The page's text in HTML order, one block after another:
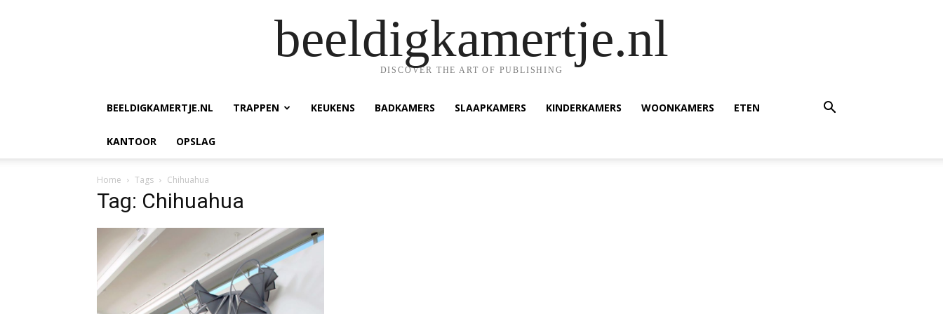
beeldigkamertje.nl
DISCOVER THE ART OF PUBLISHING
BEELDIGKAMERTJE.NL TRAPPEN KEUKENS BADKAMERS SLAAPKAMERS KINDERKAMERS WOONKAMERS ETEN
KANTOOR OPSLAG
Home Tags Chihuahua
Tag: Chihuahua